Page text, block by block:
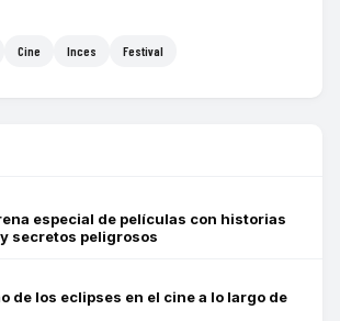
Cine Inces Festival
especial de películas con historias
secretos peligrosos
de los eclipses en el cine a lo largo de